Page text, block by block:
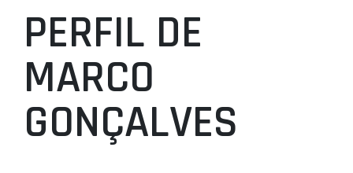
ÚLTIMAS
COMPETIÇÕES
ASSOCIAÇÕES
CLUBES
AGENTES
PERFIL DE
MARCO
GONÇALVES